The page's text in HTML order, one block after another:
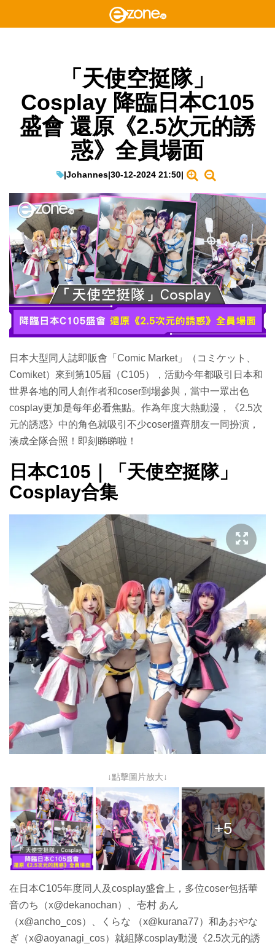
「天使空挺隊」
Cosplay 降臨日本C105
盛會 還原《2.5次元的誘
惑》全員場面
|Johannes|30-12-2024 21:50|
日本大型同人誌即販會「Comic Market」（コミケット、
Comiket）來到第105届（C105），活動今年都吸引日本和
世界各地的同人創作者和coser到場參與，當中一眾出色
cosplay更加是每年必看焦點。作為年度大熱動漫，《2.5次
元的誘惑》中的角色就吸引不少coser搵齊朋友一同扮演，
湊成全隊合照！即刻睇睇啦！
日本C105｜「天使空挺隊」
Cosplay合集
↓點擊圖片放大↓
+5
在日本C105年度同人及cosplay盛會上，多位coser包括華
音のち︎（x@dekanochan）、壱村 あん
（x@ancho_cos）、くらな （x@kurana77）和あおやな
ぎ（x@aoyanagi_cos）就組隊cosplay動漫《2.5次元的誘